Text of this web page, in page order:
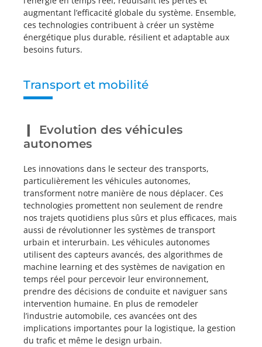
augmentant l’efficacité globale du système. Ensemble,
ces technologies contribuent à créer un système
énergétique plus durable, résilient et adaptable aux
besoins futurs.
Transport et mobilité
Evolution des véhicules
autonomes
Les innovations dans le secteur des transports,
particulièrement les véhicules autonomes,
transforment notre manière de nous déplacer. Ces
technologies promettent non seulement de rendre
nos trajets quotidiens plus sûrs et plus efficaces, mais
aussi de révolutionner les systèmes de transport
urbain et interurbain. Les véhicules autonomes
utilisent des capteurs avancés, des algorithmes de
machine learning et des systèmes de navigation en
temps réel pour percevoir leur environnement,
prendre des décisions de conduite et naviguer sans
intervention humaine. En plus de remodeler
l’industrie automobile, ces avancées ont des
implications importantes pour la logistique, la gestion
du trafic et même le design urbain.